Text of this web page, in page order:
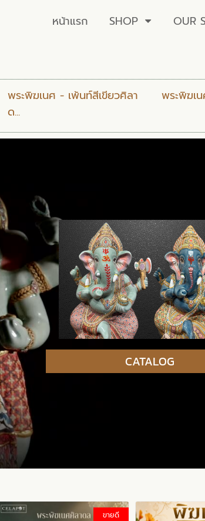
หน้าแรก SHOP OUR
พระพิฆเนศ - เพ้นท์สีเขียวศิลา
ด...
พระพิฆเ
CATALOG
ขายดี